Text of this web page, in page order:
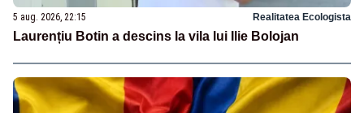
5 aug. 2026, 22:15 Realitatea Ecologista
Laurențiu Botin a descins la vila lui Ilie Bolojan